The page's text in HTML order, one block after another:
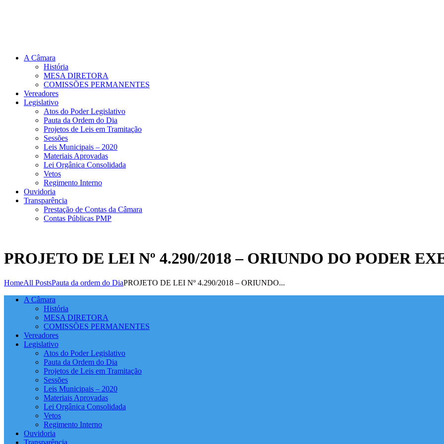
A Câmara
História
MESA DIRETORA
COMISSÕES PERMANENTES
Vereadores
Legislativo
Atos do Poder Legislativo
Pauta da Ordem do Dia
Projetos de Leis em Tramitação
Sessões
Leis Municipais – 2020
Materiais Aprovadas
Lei Orgânica Consolidada
Vetos
Regimento Interno
Ouvidoria
Transparência
Prestação de Contas da Câmara
Contas Públicas PMP
PROJETO DE LEI Nº 4.290/2018 – ORIUNDO DO PODER
HomeAll PostsPauta da ordem do DiaPROJETO DE LEI Nº 4.290/2018 – ORIUNDO...
A Câmara
História
MESA DIRETORA
COMISSÕES PERMANENTES
Vereadores
Legislativo
Atos do Poder Legislativo
Pauta da Ordem do Dia
Projetos de Leis em Tramitação
Sessões
Leis Municipais – 2020
Materiais Aprovadas
Lei Orgânica Consolidada
Vetos
Regimento Interno
Ouvidoria
Transparência